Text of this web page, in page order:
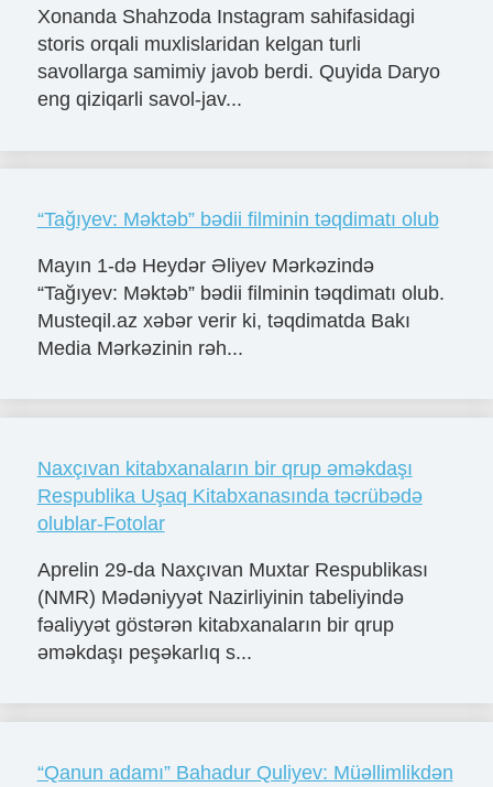
Xonanda Shahzoda Instagram sahifasidagi
storis orqali muxlislaridan kelgan turli
savollarga samimiy javob berdi. Quyida Daryo
eng qiziqarli savol-jav...
“Tağıyev: Məktəb” bədii filminin təqdimatı olub
Mayın 1-də Heydər Əliyev Mərkəzində
“Tağıyev: Məktəb” bədii filminin təqdimatı olub.
Musteqil.az xəbər verir ki, təqdimatda Bakı
Media Mərkəzinin rəh...
Naxçıvan kitabxanaların bir qrup əməkdaşı
Respublika Uşaq Kitabxanasında təcrübədə
olublar-Fotolar
Aprelin 29-da Naxçıvan Muxtar Respublikası
(NMR) Mədəniyyət Nazirliyinin tabeliyində
fəaliyyət göstərən kitabxanaların bir qrup
əməkdaşı peşəkarlıq s...
“Qanun adamı” Bahadur Quliyev: Müəllimlikdən